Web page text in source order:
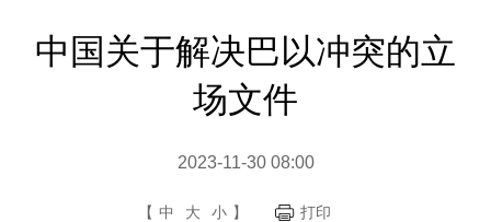
中国关于解决巴以冲突的立
场文件
2023-11-30 08:00
【 中 大 小 】 打印